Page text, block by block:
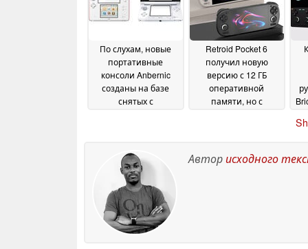
По слухам, новые
портативные
консоли Anbernic
созданы на базе
снятых с
Retroid Pocket 6
получил новую
версию с 12 ГБ
оперативной
памяти, но с
Авторисходного